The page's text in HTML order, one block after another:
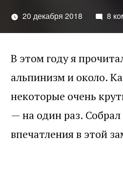
20 декабря 2018 8
В этом году я
альпинизм и около.
некоторые очень
— на один раз. Собрал
впечатления в этой